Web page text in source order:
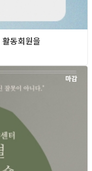
동회원을
마감